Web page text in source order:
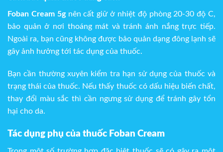
Foban Cream 5gnên cất giữ ở nhiệt độ phòng 20-30 độ C,
bảo quản ở nơi thoáng mát và tránh ánh nắng trực tiếp.
Ngoài ra, bạn cũng không được bảo quản dạng đông lạnh sẽ
gây ảnh hưởng tới tác dụng của thuốc.
Bạn cần thường xuyên kiểm tra hạn sử dụng của thuốc và
trạng thái của thuốc. Nếu thấy thuốc có dấu hiệu biến chất,
thay đổi màu sắc thì cần ngưng sử dụng để tránh gây tổn
hại cho da.
Tác dụng phụ của thuốc Foban Cream